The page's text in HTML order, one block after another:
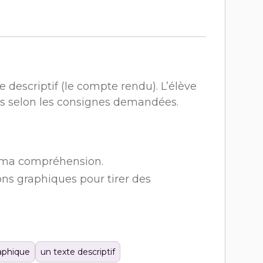
(le compte rendu). L’élève
les consignes demandées.
compréhension.
graphiques pour tirer des
un texte descriptif